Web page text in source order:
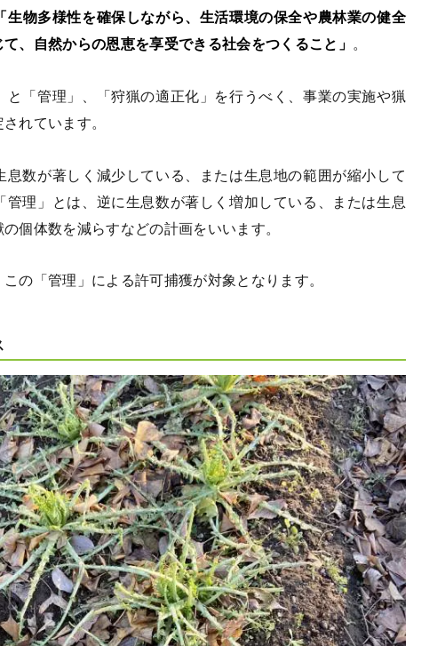
「生物多様性を確保しながら、生活環境の保全や農林業の健全
、自然からの恩恵を享受できる社会をつくること」 。
と「管理」、「狩猟の適正化」を行うべく、事業の実施や猟
れています。
息数が著しく減少している、または生息地の範囲が縮小して
管理」とは、逆に生息数が著しく増加している、または生息
個体数を減らすなどの計画をいいます。
の「管理」による許可捕獲が対象となります。